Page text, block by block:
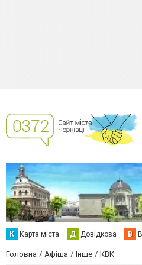
К Карта міста Д Довідкова В
Головна Афіша Інше КВК